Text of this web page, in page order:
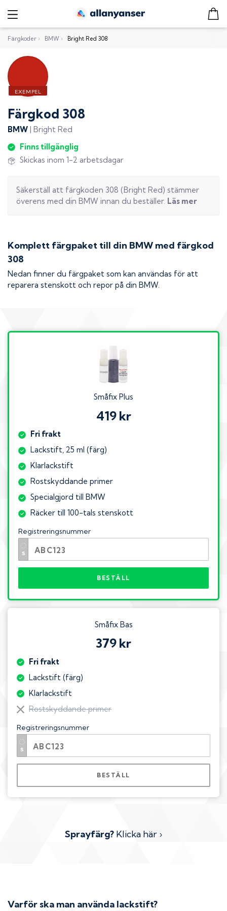
Färgkoder › BMW › Bright Red 308
Färgkod 308
BMW | Bright Red
Finns tillgänglig
Skickas inom 1-2 arbetsdagar
Säkerställ att färgkoden 308 (Bright Red) stämmer
överens med din BMW innan du beställer. Läs mer
Komplett färgpaket till din BMW med färgkod
308
Nedan finner du färgpaket som kan användas för att
reparera stenskott och repor på din BMW.
Småfix Plus
419 kr
Fri frakt
Lackstift, 25 ml (färg)
Klarlackstift
Rostskyddande primer
Specialgjord till BMW
Räcker till 100-tals stenskott
Registreringsnummer
BESTÄLL
Småfix Bas
379 kr
Fri frakt
Lackstift (färg)
Klarlackstift
Rostskyddande primer
Registreringsnummer
BESTÄLL
Sprayfärg? Klicka här ›
Varför ska man använda lackstift?